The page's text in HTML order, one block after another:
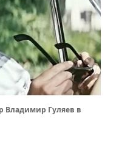
Владимир Гуляев в